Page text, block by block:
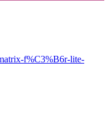
f%C3%B6r-lite-